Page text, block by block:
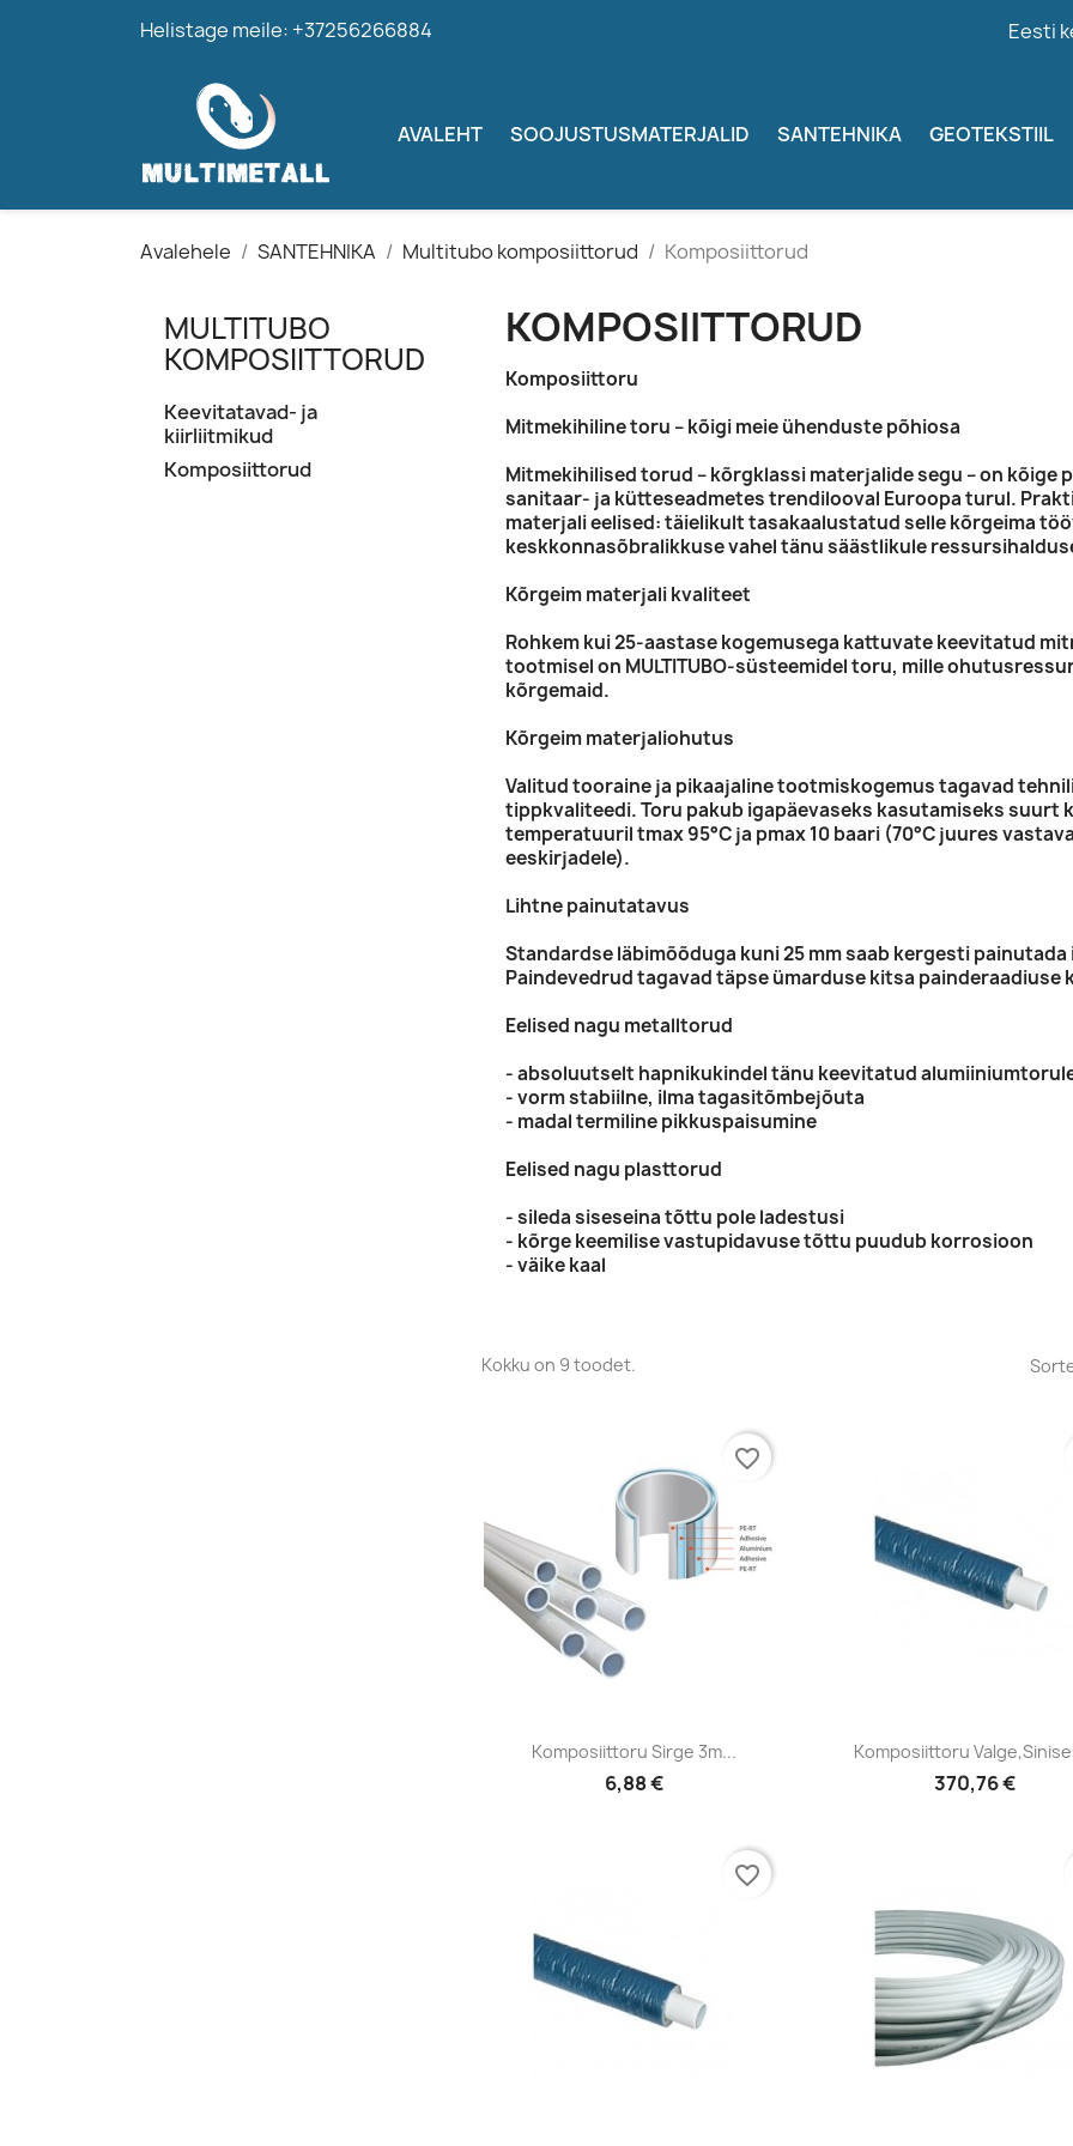
Helistage meile: +37256266884 Eesti
AVALEHT SOOJUSTUSMATERJALID SANTEHNIKA GEOTEKSTIIL
Avalehele SANTEHNIKA Multitubo komposiittorud Komposiittorud
MULTITUBO
KOMPOSIITTORUD
Keevitatavad- ja
kiirliitmikud
Komposiittorud
KOMPOSIITTORUD
Komposiittoru
Mitmekihiline toru – kõigi meie ühenduste põhiosa
Mitmekihilised torud – kõrgklassi materjalide segu – on kõige
sanitaar- ja kütteseadmetes trendilooval Euroopa turul.
materjali eelised: täielikult tasakaalustatud selle kõrgeima
keskkonnasõbralikkuse vahel tänu säästlikule
Kõrgeim materjali kvaliteet
Rohkem kui 25-aastase kogemusega kattuvate keevitatud
tootmisel on MULTITUBO-süsteemidel toru, mille
kõrgemaid.
Kõrgeim materjaliohutus
Valitud tooraine ja pikaajaline tootmiskogemus tagavad
tippkvaliteedi. Toru pakub igapäevaseks kasutamiseks suurt
temperatuuril tmax 95°C ja pmax 10 baari (70°C juures
eeskirjadele).
Lihtne painutatavus
Standardse läbimõõduga kuni 25 mm saab kergesti
Paindevedrud tagavad täpse ümarduse kitsa painderaadiuse
Eelised nagu metalltorud
- absoluutselt hapnikukindel tänu keevitatud
- vorm stabiilne, ilma tagasitõmbejõuta
- madal termiline pikkuspaisumine
Eelised nagu plasttorud
- sileda siseseina tõttu pole ladestusi
- kõrge keemilise vastupidavuse tõttu puudub korrosioon
- väike kaal
Kokku on 9 toodet.
Kiirvaade
Komposiittoru Sirge 3m...
6,88 €
favorite_border
Kiirvaade
Komposiittoru
370,76 €
favorite_border